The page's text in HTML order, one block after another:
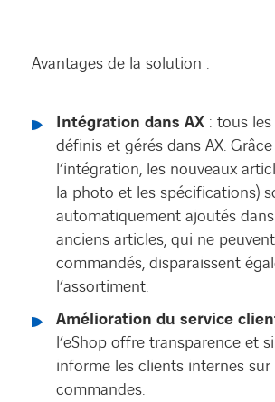
Avantages de la solution :
Intégration dans AX : tous
définis et gérés dans AX.
l’intégration, les nouveaux
la photo et les spécifications)
automatiquement ajoutés dans
anciens articles, qui ne
commandés, disparaissent
l’assortiment.
Amélioration du service
l’eShop offre transparence et
informe les clients internes sur
commandes.